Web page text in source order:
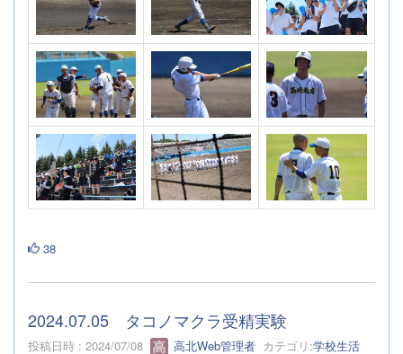
38
2024.07.05 タコノマクラ受精実験
投稿日時 : 2024/07/08 高北Web管理者 カテゴリ:学校生活